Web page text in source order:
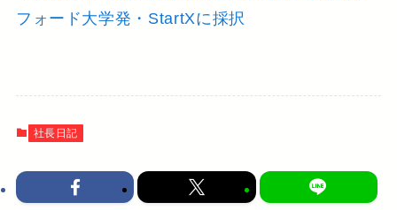
フォード大学発・StartXに採択
社長日記